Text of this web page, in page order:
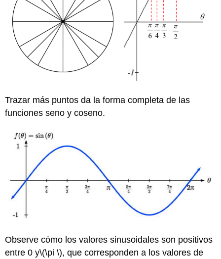
Trazar más puntos da la forma completa de las
funciones seno y coseno.
Observe cómo los valores sinusoidales son positivos
entre 0 y\(\pi \), que corresponden a los valores de